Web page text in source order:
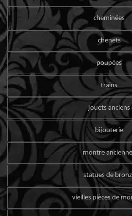
cheminées
chenets
poupées
trains
jouets anciens
bijouterie
montre
statues de
vieilles pièces de